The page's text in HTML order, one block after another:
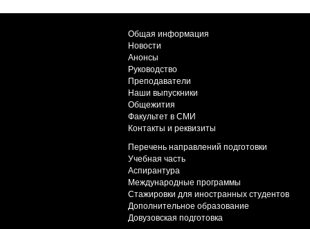
Общая информация
Новости
Анонсы
Руководство
Преподаватели
Наши выпускники
Общежития
Факультет в СМИ
Контакты и реквизиты
Перечень направлений подготовки
Учебная часть
Аспирантура
Международные программы
Стажировки для иностранных студентов
Дополнительное образование
Довузовская подготовка